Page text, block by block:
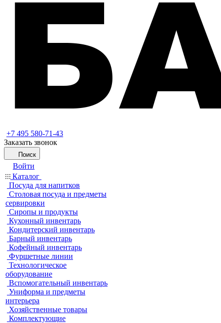
+7 495 580-71-43
Заказать звонок
Поиск
Войти
Каталог
Посуда для напитков
Столовая посуда и предметы
сервировки
Сиропы и продукты
Кухонный инвентарь
Кондитерский инвентарь
Барный инвентарь
Кофейный инвентарь
Фуршетные линии
Технологическое
оборудование
Вспомогательный инвентарь
Униформа и предметы
интерьера
Хозяйственные товары
Комплектующие